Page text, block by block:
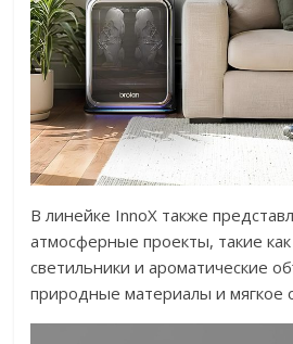
В линейке InnoX также
атмосферные проекты, такие
светильники и ароматические
природные материалы и мягкое